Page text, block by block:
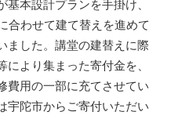
本設計プランを手掛け、
合わせて建て替えを進めて
ました。講堂の建替えに際
より集まった寄付金を、
費用の一部に充てさせてい
宇陀市からご寄付いただい